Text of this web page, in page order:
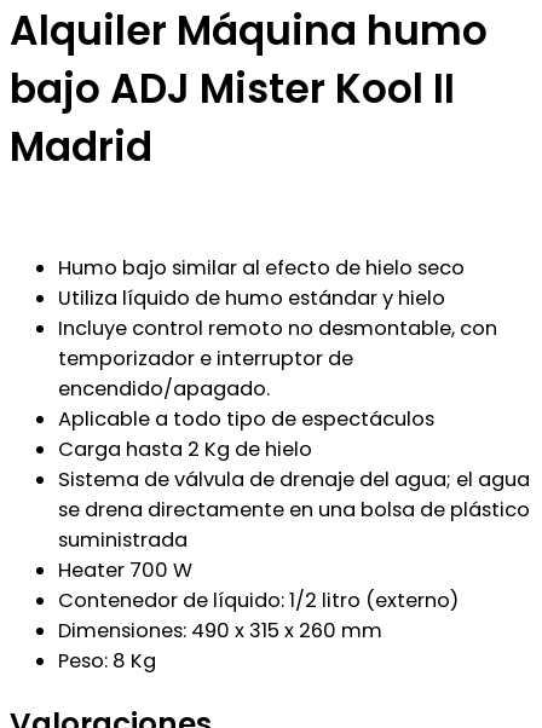
Alquiler Máquina humo
bajo ADJ Mister Kool II
Madrid
Humo bajo similar al efecto de hielo seco
Utiliza líquido de humo estándar y hielo
Incluye control remoto no desmontable, con
temporizador e interruptor de
encendido/apagado.
Aplicable a todo tipo de espectáculos
Carga hasta 2 Kg de hielo
Sistema de válvula de drenaje del agua; el agua
se drena directamente en una bolsa de plástico
suministrada
Heater 700 W
Contenedor de líquido: 1/2 litro (externo)
Dimensiones: 490 x 315 x 260 mm
Peso: 8 Kg